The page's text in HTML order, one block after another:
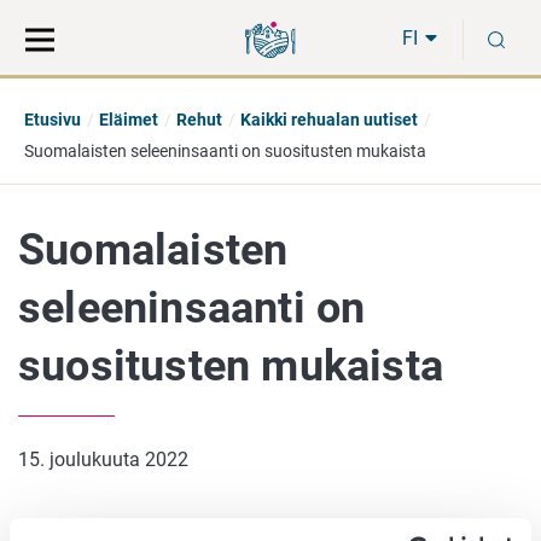
suoraan
sisältöön
koko
sivuston
FI
Etusivu Eläimet Rehut
Kaikki rehualan uutiset
Suomalaisten seleeninsaanti on suositusten mukaista
Suomalaisten
seleeninsaanti on
suositusten mukaista
15. joulukuuta 2022